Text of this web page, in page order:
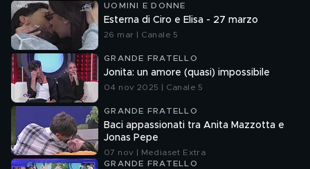
UOMINI E DONNE
Esterna di Ciro e Elisa - 27 marzo
26 mar | Canale 5
GRANDE FRATELLO
Jonita: un amore (quasi) impossibile
04 nov 2025 | Canale 5
GRANDE FRATELLO
Baci appassionati tra Anita Mazzotta e
Jonas Pepe
07 nov | Mediaset Extra
GRANDE FRATELLO